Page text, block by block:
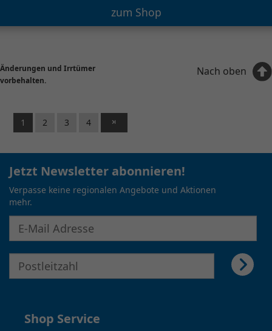
zum Shop
Änderungen und Irrtümer
vorbehalten.
Nach oben
1 2 3 4
Jetzt Newsletter abonnieren!
Verpasse keine regionalen Angebote und Aktionen
mehr.
Shop Service